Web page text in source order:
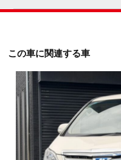
この車に関連する車